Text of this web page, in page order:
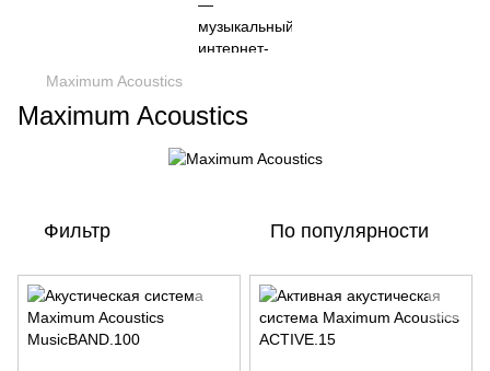
Maximum Acoustics
Maximum Acoustics
Фильтр По популярности